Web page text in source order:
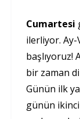
Cumartesi
ilerliyor.
başlıyoruz!
bir zaman
Günün ilk
günün ikinci